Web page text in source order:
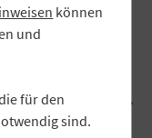
womöglich
betroffen
bezeichnen,
mit
können
und
für den
sind.